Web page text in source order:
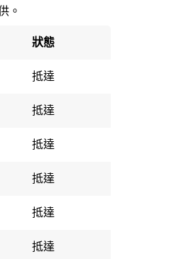
。
狀態
抵達
抵達
抵達
抵達
抵達
抵達